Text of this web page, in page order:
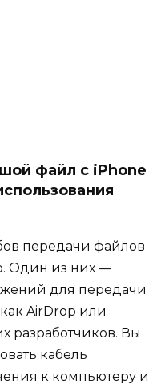
файл с iPhone
передачи файлов
Один из них —
для передачи
AirDrop или
разработчиков. Вы
кабель
к компьютеру и